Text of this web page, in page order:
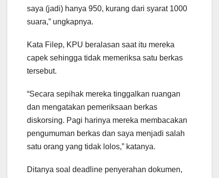
saya (jadi) hanya 950, kurang dari syarat 1000
suara,” ungkapnya.
Kata Filep, KPU beralasan saat itu mereka
capek sehingga tidak memeriksa satu berkas
tersebut.
“Secara sepihak mereka tinggalkan ruangan
dan mengatakan pemeriksaan berkas
diskorsing. Pagi harinya mereka membacakan
pengumuman berkas dan saya menjadi salah
satu orang yang tidak lolos,” katanya.
Ditanya soal deadline penyerahan dokumen,